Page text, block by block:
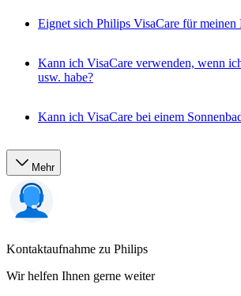
Eignet sich Philips VisaCare für meinen
Kann ich VisaCare verwenden, wenn
usw. habe?
Kann ich VisaCare bei einem
Mehr
Kontaktaufnahme zu Philips
Wir helfen Ihnen gerne weiter